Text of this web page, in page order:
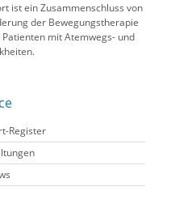
ist ein Zusammenschluss von
der Bewegungstherapie
mit Atemwegs- und
Register